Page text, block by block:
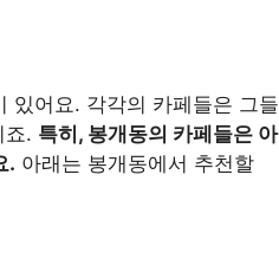
있어요. 각각의 카페들은 그들
죠. 특히, 봉개동의 카페들은 아
. 아래는 봉개동에서 추천할